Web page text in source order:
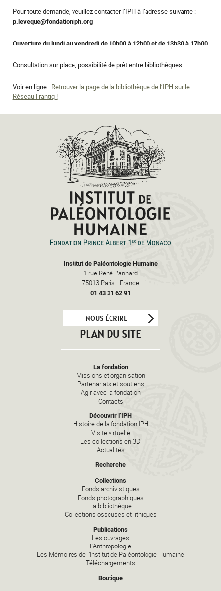
Pour toute demande, veuillez contacter l’IPH à l’adresse suivante :
p.leveque@fondationiph.org
Ouverture du lundi au vendredi de 10h00 à 12h00 et de 13h30 à 17h00
Consultation sur place, possibilité de prêt entre bibliothèques
Voir en ligne : Retrouver la page de la bibliothèque de l’IPH sur le
Réseau Frantiq !
Institut de Paléontologie Humaine
1 rue René Panhard
75013 Paris - France
01 43 31 62 91
NOUS ÉCRIRE
PLAN DU SITE
La fondation
Missions et organisation
Partenariats et soutiens
Agir avec la fondation
Contacts
Découvrir l’IPH
Histoire de la fondation IPH
Visite virtuelle
Les collections en 3D
Actualités
Recherche
Collections
Fonds archivistiques
Fonds photographiques
La bibliothèque
Collections osseuses et lithiques
Publications
Les ouvrages
L’Anthropologie
Les Mémoires de l’Institut de Paléontologie Humaine
Téléchargements
Boutique